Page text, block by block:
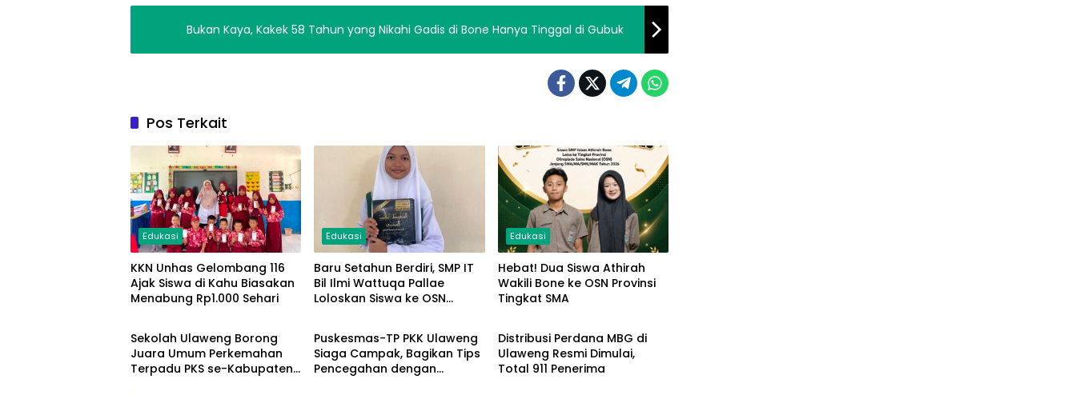
Bukan Kaya, Kakek 58 Tahun yang Nikahi Gadis di Bone Hanya Tinggal di Gubuk
Pos Terkait
Edukasi
KKN Unhas Gelombang 116
Ajak Siswa di Kahu Biasakan
Menabung Rp1.000 Sehari
Edukasi
Baru Setahun Berdiri, SMP IT
Bil Ilmi Wattuqa Pallae
Loloskan Siswa ke OSN
Edukasi
Hebat! Dua Siswa Athirah
Wakili Bone ke OSN Provinsi
Tingkat SMA
Daerah
Sekolah Ulaweng Borong
Juara Umum Perkemahan
Terpadu PKS se-Kabupaten
Daerah
Puskesmas-TP PKK Ulaweng
Siaga Campak, Bagikan Tips
Pencegahan dengan
Daerah
Distribusi Perdana MBG di
Ulaweng Resmi Dimulai,
Total 911 Penerima